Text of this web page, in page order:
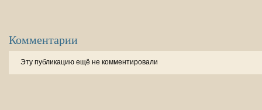
Комментарии
Эту публикацию ещё не комментировали